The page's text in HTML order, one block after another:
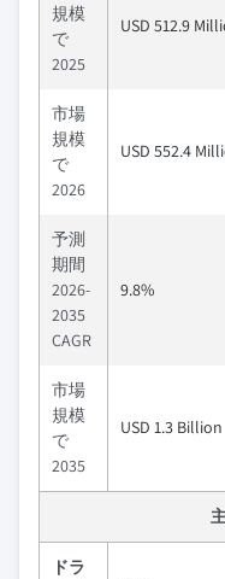
規模
で
2025
USD 512.9
市場
規模
で
2026
USD 552.4
予測
期間
2026-
2035
CAGR
9.8%
市場
規模
で
2035
USD 1.3 Billion
ドラ